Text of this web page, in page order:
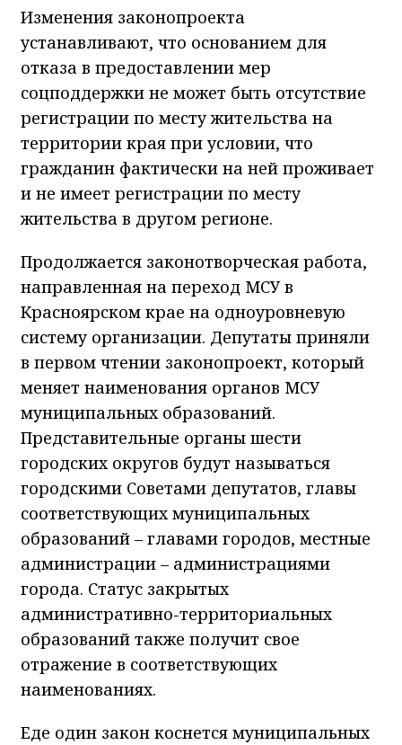
Изменения законопроекта
устанавливают, что основанием для
отказа в предоставлении мер
соцподдержки не может быть отсутствие
регистрации по месту жительства на
территории края при условии, что
гражданин фактически на ней проживает
и не имеет регистрации по месту
жительства в другом регионе.
Продолжается законотворческая работа,
направленная на переход МСУ в
Красноярском крае на одноуровневую
систему организации. Депутаты приняли
в первом чтении законопроект, который
меняет наименования органов МСУ
муниципальных образований.
Представительные органы шести
городских округов будут называться
городскими Советами депутатов, главы
соответствующих муниципальных
образований – главами городов, местные
администрации – администрациями
города. Статус закрытых
административно-территориальных
образований также получит свое
отражение в соответствующих
наименованиях.
Еде один закон коснется муниципальных